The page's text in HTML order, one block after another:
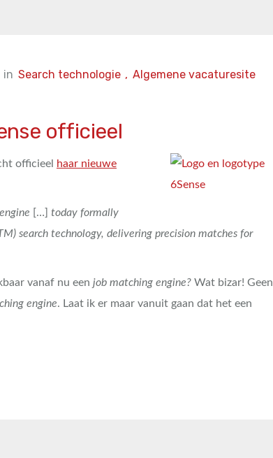
in Algemene vacaturesite
Search technologie ,
officieel
officieel
haar nieuwe
[…] today formally
search technology, delivering precision matches for
vanaf nu een job matching engine? Wat bizar! Geen
engine. Laat ik er maar vanuit gaan dat het een